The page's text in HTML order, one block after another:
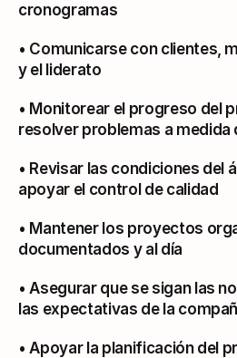
cronogramas
• Comunicarse con clientes,
y el liderato
• Monitorear el progreso del
resolver problemas a medida
• Revisar las condiciones del
apoyar el control de calidad
• Mantener los proyectos
documentados y al día
• Asegurar que se sigan las
las expectativas de la
• Apoyar la planificación del